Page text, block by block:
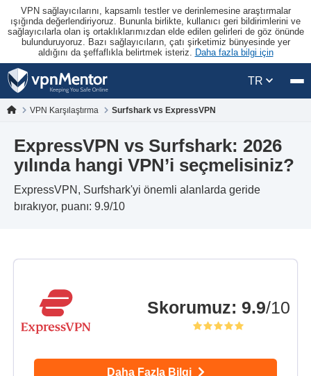
VPN sağlayıcılarını, kapsamlı testler ve derinlemesine araştırmalar
ışığında değerlendiriyoruz. Bununla birlikte, kullanıcı geri bildirimlerini ve
sağlayıcılarla olan iş ortaklıklarımızdan elde edilen gelirleri de göz önünde
bulunduruyoruz. Bazı sağlayıcıların, çatı şirketimiz bünyesinde yer
aldığını da şeffaflıkla belirtmek isteriz. Daha fazla bilgi için
TR
VPN Karşılaştırma Surfshark vs ExpressVPN
ExpressVPN vs Surfshark: 2026
yılında hangi VPN’i seçmelisiniz?
ExpressVPN, Surfshark'yi önemli alanlarda geride
bırakıyor, puanı: 9.9/10
Skorumuz: 9.9/10
Daha Fazla Bilgi